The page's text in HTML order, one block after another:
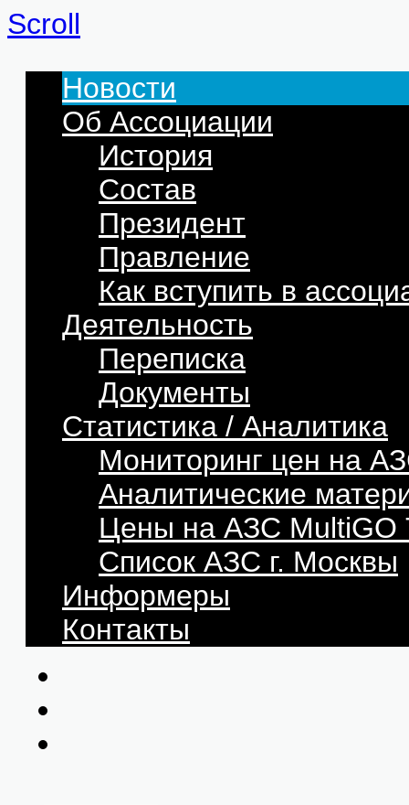
Scroll
Новости
Об Ассоциации
История
Состав
Президент
Правление
Как вступить в
Деятельность
Переписка
Документы
Статистика / Аналитика
Мониторинг цен на
Аналитические
Цены на АЗС
Список АЗС г. Москвы
Информеры
Контакты